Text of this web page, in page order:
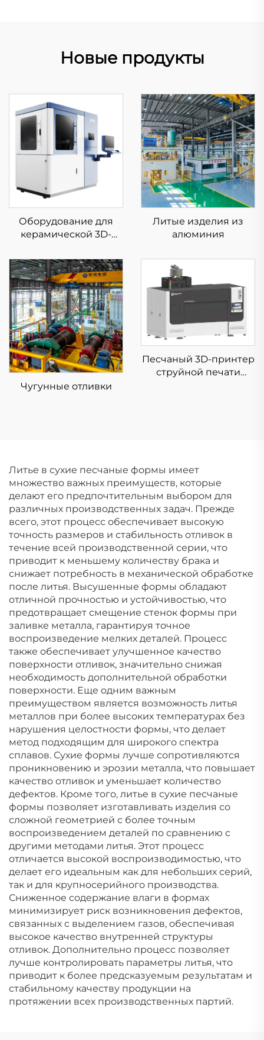
Новые продукты
Оборудование для
керамической 3D-
Литые изделия из
алюминия
Чугунные отливки
Песчаный 3D-принтер
струйной печати
Литье в сухие песчаные формы имеет
множество важных преимуществ, которые
делают его предпочтительным выбором для
различных производственных задач. Прежде
всего, этот процесс обеспечивает высокую
точность размеров и стабильность отливок в
течение всей производственной серии, что
приводит к меньшему количеству брака и
снижает потребность в механической обработке
после литья. Высушенные формы обладают
отличной прочностью и устойчивостью, что
предотвращает смещение стенок формы при
заливке металла, гарантируя точное
воспроизведение мелких деталей. Процесс
также обеспечивает улучшенное качество
поверхности отливок, значительно снижая
необходимость дополнительной обработки
поверхности. Еще одним важным
преимуществом является возможность литья
металлов при более высоких температурах без
нарушения целостности формы, что делает
метод подходящим для широкого спектра
сплавов. Сухие формы лучше сопротивляются
проникновению и эрозии металла, что повышает
качество отливок и уменьшает количество
дефектов. Кроме того, литье в сухие песчаные
формы позволяет изготавливать изделия со
сложной геометрией с более точным
воспроизведением деталей по сравнению с
другими методами литья. Этот процесс
отличается высокой воспроизводимостью, что
делает его идеальным как для небольших серий,
так и для крупносерийного производства.
Сниженное содержание влаги в формах
минимизирует риск возникновения дефектов,
связанных с выделением газов, обеспечивая
высокое качество внутренней структуры
отливок. Дополнительно процесс позволяет
лучше контролировать параметры литья, что
приводит к более предсказуемым результатам и
стабильному качеству продукции на
протяжении всех производственных партий.